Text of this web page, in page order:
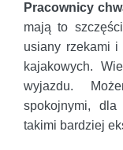
Pracownicy
mają to
usiany rzekami i
kajakowych.
wyjazdu.
spokojnymi,
takimi bardziej